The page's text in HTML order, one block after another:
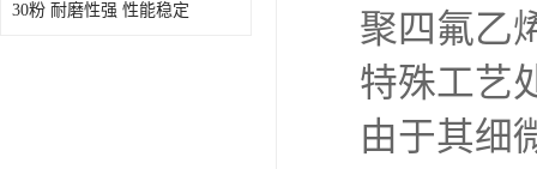
30粉 耐磨性强 性能稳定
聚四氟乙
特殊工艺
由于其细